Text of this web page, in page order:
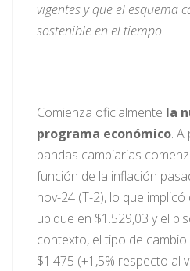
vigentes y que el esquema
sostenible en el tiempo.
Comienza oficialmente la
programa económico. A
bandas cambiarias
función de la inflación
nov-24 (T-2), lo que
ubique en $1.529,03 y el
contexto, el tipo de
$1.475 (+1,5% respecto al